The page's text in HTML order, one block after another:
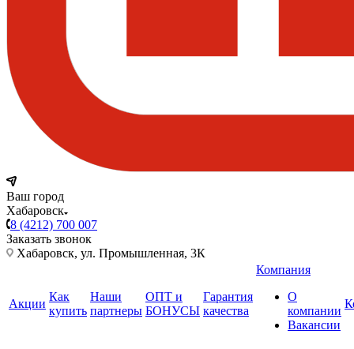
Ваш город
Хабаровск
8 (4212) 700 007
Заказать звонок
Хабаровск, ул. Промышленная, 3К
Акции
Как
купить
Наши
партнеры
ОПТ и
БОНУСЫ
Гарантия
качества
Компания
О
компании
Вакансии